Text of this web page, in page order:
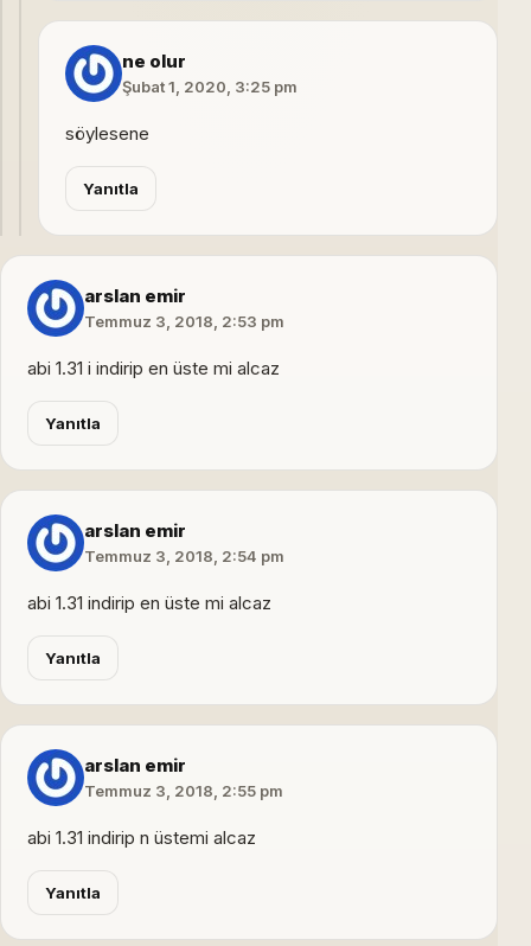
ne olur
Şubat 1, 2020, 3:25 pm
söylesene
Yanıtla
arslan emir
Temmuz 3, 2018, 2:53 pm
abi 1.31 i indirip en üste mi alcaz
Yanıtla
arslan emir
Temmuz 3, 2018, 2:54 pm
abi 1.31 indirip en üste mi alcaz
Yanıtla
arslan emir
Temmuz 3, 2018, 2:55 pm
abi 1.31 indirip n üstemi alcaz
Yanıtla